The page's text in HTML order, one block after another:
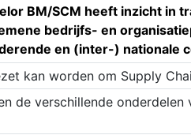
BM/SCM heeft inzicht
bedrijfs- en
en (inter-) nationale
kan worden om Supply
de verschillende